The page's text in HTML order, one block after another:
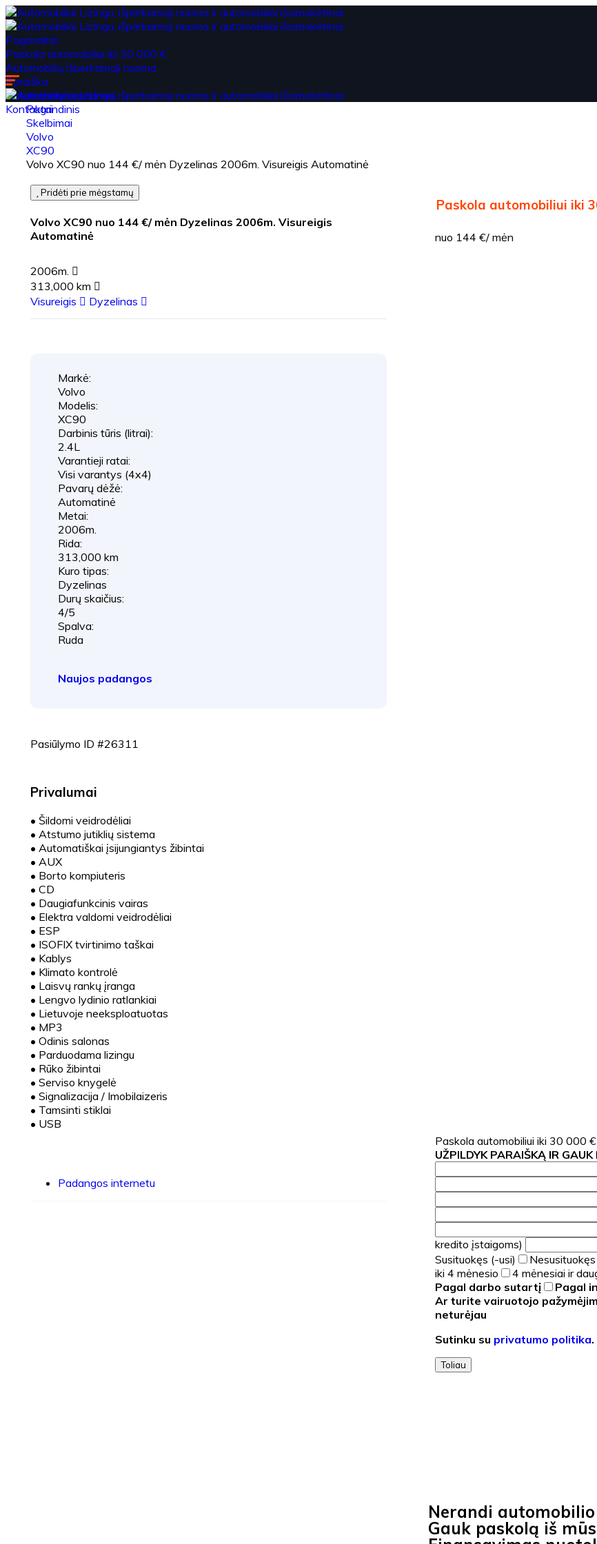
Pagrindinis
Paskola automobiliui iki 30 000 €
Automobilių išperkamoji nuoma
Paraiška
Automobilių supirkimas
Kontaktai
Pagrindinis
Skelbimai
Volvo
XC90
Volvo XC90 nuo 144 €/ mėn Dyzelinas 2006m. Visureigis Automatinė
Pridėti prie mėgstamų
Volvo XC90 nuo 144 €/ mėn Dyzelinas 2006m. Visureigis
Automatinė
2006m.
313,000 km
Visureigis
Dyzelinas
Markė:
Volvo
Modelis:
XC90
Darbinis tūris (litrai):
2.4L
Varantieji ratai:
Visi varantys (4x4)
Pavarų dėžė:
Automatinė
Metai:
2006m.
Rida:
313,000 km
Kuro tipas:
Dyzelinas
Durų skaičius:
4/5
Spalva:
Ruda
Naujos padangos
Pasiūlymo ID #26311
Privalumai
• Šildomi veidrodėliai
• Atstumo jutiklių sistema
• Automatiškai įsijungiantys žibintai
• AUX
• Borto kompiuteris
• CD
• Daugiafunkcinis vairas
• Elektra valdomi veidrodėliai
• ESP
• ISOFIX tvirtinimo taškai
• Kablys
• Klimato kontrolė
• Laisvų rankų įranga
• Lengvo lydinio ratlankiai
• Lietuvoje neeksploatuotas
• MP3
• Odinis salonas
• Parduodama lizingu
• Rūko žibintai
• Serviso knygelė
• Signalizacija / Imobilaizeris
• Tamsinti stiklai
• USB
Padangos internetu
Paskola automobiliui iki
nuo 144 €/ mėn
Paskola automobiliui iki 30 000
UŽPILDYK PARAIŠKĄ IR
kredito įstaigoms)
Susituokęs (-usi)
iki 4 mėnesio
4 mėnesiai ir
Pagal darbo sutartį
Pagal
Ar turite vairuotojo
neturėjau
Sutinku su privatumo politika.
Toliau
Nerandi
Gauk paskolą iš